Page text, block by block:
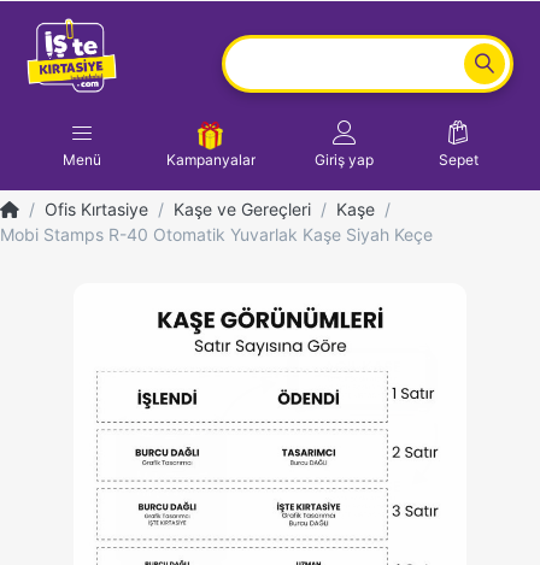
Menü Kampanyalar Giriş yap Sepet
Ofis Kırtasiye Kaşe ve Gereçleri
Kaşe
Mobi Stamps R-40 Otomatik Yuvarlak Kaşe Siyah Keçe